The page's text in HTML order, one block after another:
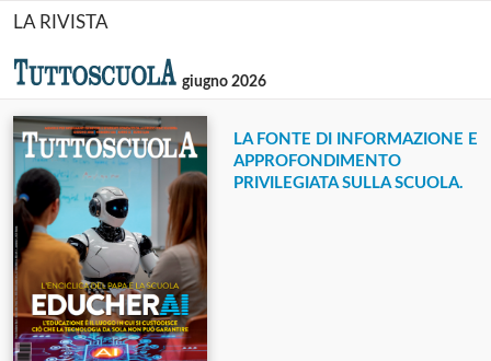
LA RIVISTA
giugno 2026
LA FONTE DI INFORMAZIONE E
APPROFONDIMENTO
PRIVILEGIATA SULLA SCUOLA.